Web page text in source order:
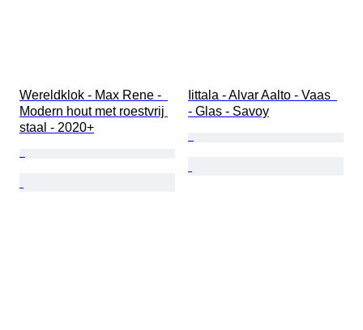
Wereldklok - Max Rene -
Modern hout met roestvrij
staal - 2020+
Iittala - Alvar Aalto - Vaas
- Glas - Savoy